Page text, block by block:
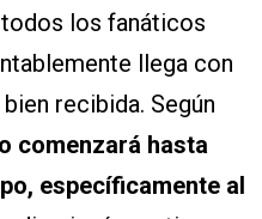
los fanáticos
llega con
recibida. Según
comenzará hasta
específicamente al